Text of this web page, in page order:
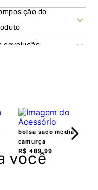
do
devolução
em até 30 (trinta)
do produto. Ao
do processo de
por parte da
valor
para efetuar
bolsa saco media
camurça
R$ 489,99
você